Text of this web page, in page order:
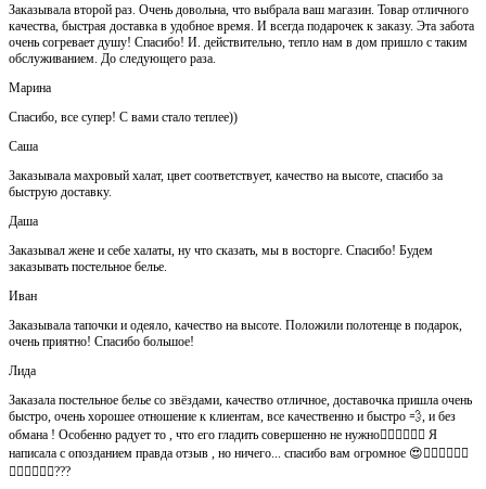
Заказывала второй раз. Очень довольна, что выбрала ваш магазин. Товар отличного
качества, быстрая доставка в удобное время. И всегда подарочек к заказу. Эта забота
очень согревает душу! Спасибо! И. действительно, тепло нам в дом пришло с таким
обслуживанием. До следующего раза.
Марина
Спасибо, все супер! С вами стало теплее))
Саша
Заказывала махровый халат, цвет соответствует, качество на высоте, спасибо за
быструю доставку.
Даша
Заказывал жене и себе халаты, ну что сказать, мы в восторге. Спасибо! Будем
заказывать постельное белье.
Иван
Заказывала тапочки и одеяло, качество на высоте. Положили полотенце в подарок,
очень приятно! Спасибо большое!
Лида
Заказала постельное белье со звёздами, качество отличное, доставочка пришла очень
быстро, очень хорошее отношение к клиентам, все качественно и быстро 💨, и без
обмана ! Особенно радует то , что его гладить совершенно не нужно👍🏻👍🏻🙈😄 Я
написала с опозданием правда отзыв , но ничего... спасибо вам огромное 😍👍🏻👍🏻👏🏻
👌🏻👌🏻👌🏻???